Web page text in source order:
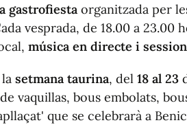
gastrofiesta organitzada per
vesprada, de 18.00 a 23.00
música en directe i
setmana taurina, del 18 al 23
vaquillas, bous embolats,
que se celebrarà a